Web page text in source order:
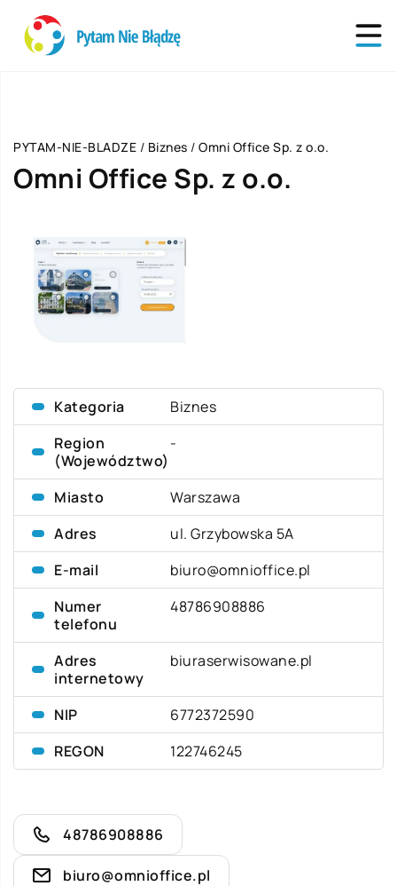
PYTAM-NIE-BLADZE / Biznes / Omni Office Sp. z o.o.
Omni Office Sp. z o.o.
Kategoria
Biznes
Region
(Województwo)
-
Miasto
Warszawa
Adres
ul. Grzybowska 5A
E-mail
biuro@omnioffice.pl
Numer
telefonu
48786908886
Adres
internetowy
biuraserwisowane.pl
NIP
6772372590
REGON
122746245
48786908886
biuro@omnioffice.pl